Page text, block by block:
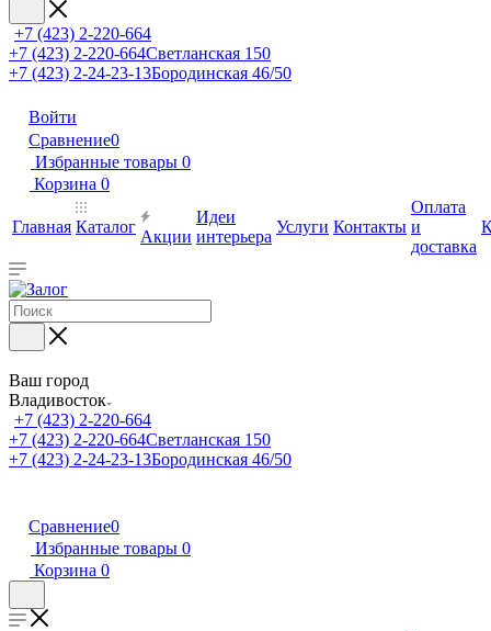
+7 (423) 2-220-664
+7 (423) 2-220-664Светланская 150
+7 (423) 2-24-23-13Бородинская 46/50
Войти
Сравнение0
Избранные товары 0
Корзина 0
Главная Каталог
Акции
Идеи
интерьера
Услуги Контакты
Оплата
и
доставка
Ваш город
Владивосток
+7 (423) 2-220-664
+7 (423) 2-220-664Светланская 150
+7 (423) 2-24-23-13Бородинская 46/50
Сравнение0
Избранные товары 0
Корзина 0